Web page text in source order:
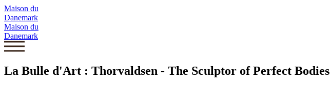
Maison du
Danemark
Maison du
Danemark
La Bulle d'Art : Thorvaldsen - The Sculptor of Perfect Bodies